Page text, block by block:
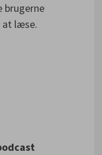
brugerne
læse.